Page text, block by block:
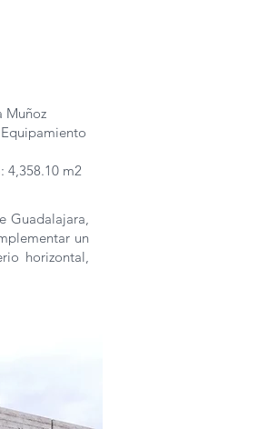
Muñoz
4,358.10 m2
Guadalajara,
un
horizontal,